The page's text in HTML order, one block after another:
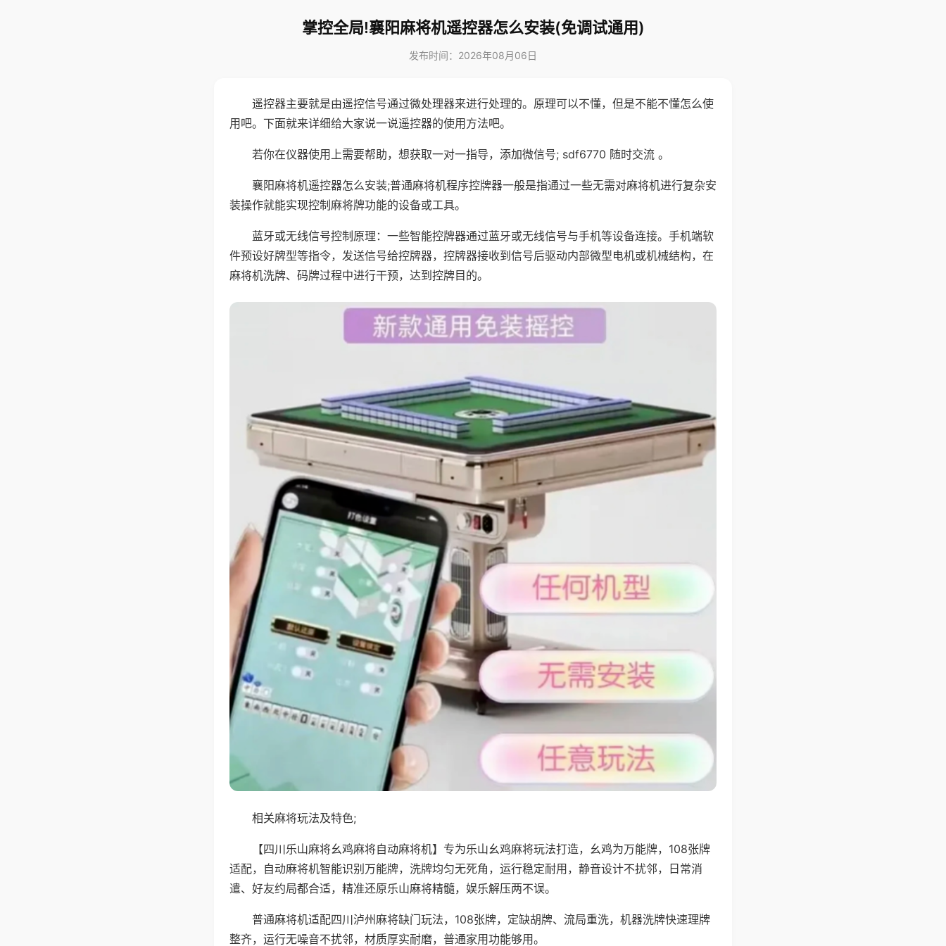
掌控全局!襄阳麻将机遥控器怎么安装(免调试通用)
发布时间：2026年08月06日
遥控器主要就是由遥控信号通过微处理器来进行处理的。原理可以不懂，但是不能不懂怎么使
用吧。下面就来详细给大家说一说遥控器的使用方法吧。
若你在仪器使用上需要帮助，想获取一对一指导，添加微信号; sdf6770 随时交流 。
襄阳麻将机遥控器怎么安装;普通麻将机程序控牌器一般是指通过一些无需对麻将机进行复杂安
装操作就能实现控制麻将牌功能的设备或工具。
蓝牙或无线信号控制原理：一些智能控牌器通过蓝牙或无线信号与手机等设备连接。手机端软
件预设好牌型等指令，发送信号给控牌器，控牌器接收到信号后驱动内部微型电机或机械结构，在
麻将机洗牌、码牌过程中进行干预，达到控牌目的。
相关麻将玩法及特色;
【四川乐山麻将幺鸡麻将自动麻将机】专为乐山幺鸡麻将玩法打造，幺鸡为万能牌，108张牌
适配，自动麻将机智能识别万能牌，洗牌均匀无死角，运行稳定耐用，静音设计不扰邻，日常消
遣、好友约局都合适，精准还原乐山麻将精髓，娱乐解压两不误。
普通麻将机适配四川泸州麻将缺门玩法，108张牌，定缺胡牌、流局重洗，机器洗牌快速理牌
整齐，运行无噪音不扰邻，材质厚实耐磨，普通家用功能够用。